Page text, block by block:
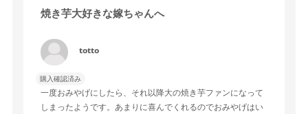
焼き芋大好きな嫁ちゃんへ
totto
購入確認済み
一度おみやげにしたら、それ以降大の焼き芋ファンになって
しまったようです。あまりに喜んでくれるのでおみやげはい